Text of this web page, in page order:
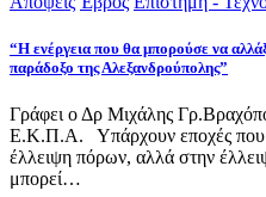
“Η ενέργεια που θα μπορούσε να
παράδοξο της Αλεξανδρούπολης”
Γράφει ο Δρ Μιχάλης
Ε.Κ.Π.Α. Υπάρχουν εποχές που
έλλειψη πόρων, αλλά στην
μπορεί…